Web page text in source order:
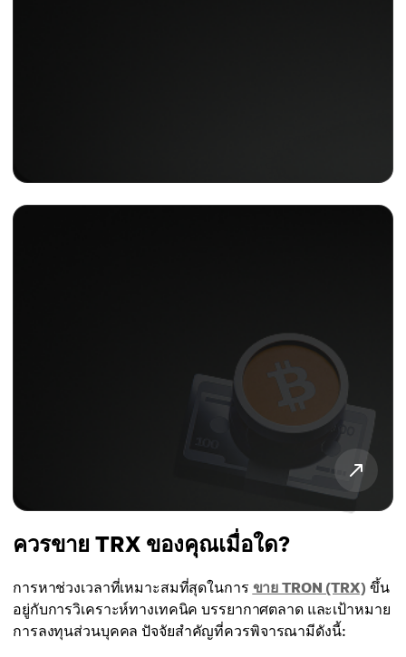
ควรขาย TRX ของคุณเมื่อใด?
การหาช่วงเวลาที่เหมาะสมที่สุดในการ ขาย TRON (TRX) ขึ้น
อยู่กับการวิเคราะห์ทางเทคนิค บรรยากาศตลาด และเป้าหมาย
การลงทุนส่วนบุคคล ปัจจัยสำคัญที่ควรพิจารณามีดังนี้: